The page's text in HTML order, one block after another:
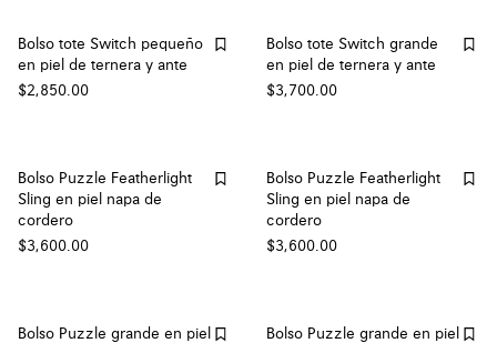
Bolso tote Switch pequeño
en piel de ternera y ante
$2,850.00
Bolso tote Switch grande
en piel de ternera y ante
$3,700.00
Bolso Puzzle Featherlight
Sling en piel napa de
cordero
$3,600.00
Bolso Puzzle Featherlight
Sling en piel napa de
cordero
$3,600.00
Bolso Puzzle grande en piel
Bolso Puzzle grande en piel